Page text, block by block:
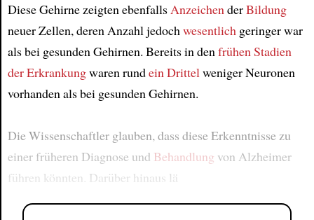
Diese Gehirne zeigten ebenfallsAnzeichenderBildung
neuer Zellen, deren Anzahl jedochwesentlichgeringer war
als bei gesunden Gehirnen. Bereits in denfrühen Stadien
der Erkrankungwaren rundein Drittelweniger Neuronen
vorhanden als bei gesunden Gehirnen.
Die Wissenschaftler glauben, dass diese Erkenntnisse zu
einer früheren Diagnose und Behandlung von Alzheimer
führen könnten. Darüber hinaus lä